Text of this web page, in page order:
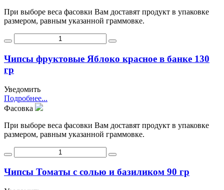
При выборе веса фасовки Вам доставят продукт в упаковке
размером, равным указанной граммовке.
Чипсы фруктовые Яблоко красное в банке 130
гр
Уведомить
Подробнее...
Фасовка
При выборе веса фасовки Вам доставят продукт в упаковке
размером, равным указанной граммовке.
Чипсы Томаты с солью и базиликом 90 гр